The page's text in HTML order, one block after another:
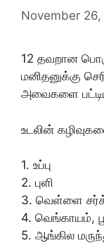
November 26,
12 தவறான
மனிதனுக்கு
அவைகளை
உடலின்
1. உப்பு
2. புளி
3. வெள்ளை
4. வெங்காயம்,
5. ஆங்கில